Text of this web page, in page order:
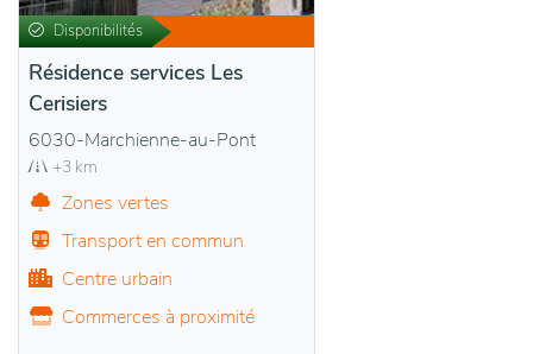
Disponibilités
Résidence services Les
Cerisiers
6030-Marchienne-au-Pont
+3 km
Zones vertes
Transport en commun
Centre urbain
Commerces à proximité